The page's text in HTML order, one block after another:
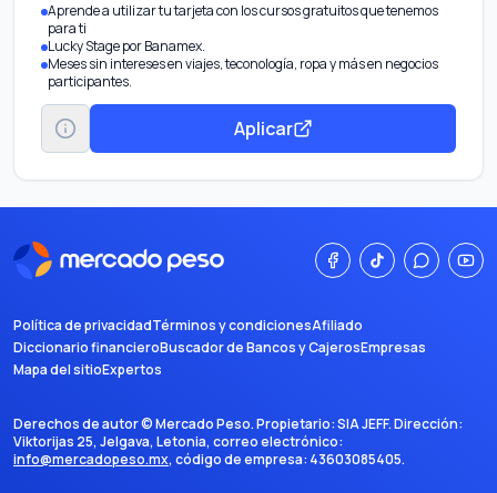
Aprende a utilizar tu tarjeta con los cursos gratuitos que tenemos
para ti
Lucky Stage por Banamex.
Meses sin intereses en viajes, teconología, ropa y más en negocios
participantes.
Aplicar
Política de privacidadTérminos y condicionesAfiliado
Diccionario financieroBuscador de Bancos y CajerosEmpresas
Mapa del sitioExpertos
Derechos de autor ©Mercado Peso. Propietario:SIA JEFF. Dirección:
Viktorijas 25, Jelgava, Letonia, correo electrónico:
info@mercadopeso.mx, código de empresa: 43603085405.